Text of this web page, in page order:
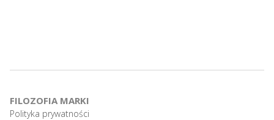
FILOZOFIA MARKI
Polityka prywatności